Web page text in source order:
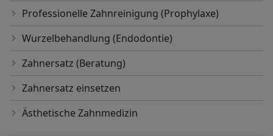
Professionelle Zahnreinigung (Prophylaxe)
Wurzelbehandlung (Endodontie)
Zahnersatz (Beratung)
Zahnersatz einsetzen
Ästhetische Zahnmedizin